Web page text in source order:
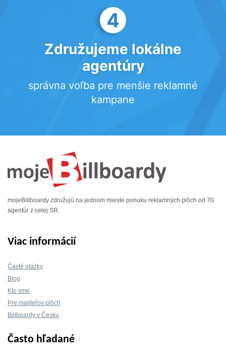
4
Združujeme lokálne
agentúry
správna voľba pre menšie reklamné
kampane
mojeBillboardy združujú na jednom mieste ponuku reklamných plôch od 70
agentúr z celej SR.
Viac informácií
Časté otázky
Blog
Kto sme
Pre majiteľov plôch
Billboardy v Česku
Často hľadané